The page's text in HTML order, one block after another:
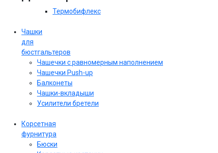
Термобифлекс
Чашки
для
бюстгальтеров
Чашечки с равномерным наполнением
Чашечки Push-up
Балконеты
Чашки-вкладыши
Усилители бретели
Корсетная
фурнитура
Бюски